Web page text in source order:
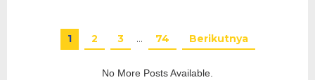
1 2 3 … 74 Berikutnya
No More Posts Available.